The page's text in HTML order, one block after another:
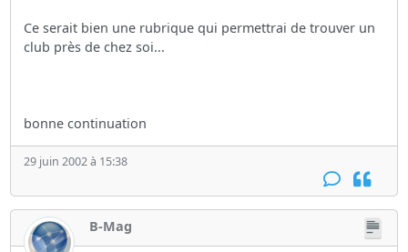
Ce serait bien une rubrique qui permettrai de trouver un
club près de chez soi...
bonne continuation
29 juin 2002 à 15:38
B-Mag